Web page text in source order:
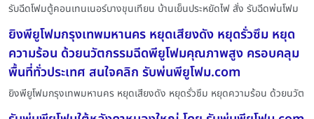
รับฉีดโฟมตู้คอนเทนเนอร์บางขุนเทียน บ้านเย็นประหยัดไฟ สั่ง รับฉีดพ่นโฟม
ยิงพียูโฟมกรุงเทพมหานคร หยุดเสียงดัง หยุดรั่วซึม หยุด
ความร้อน ด้วยนวัตกรรมฉีดพียูโฟมคุณภาพสูง ครอบคลุม
พื้นที่ทั่วประเทศ สนใจคลิก รับพ่นพียูโฟม.com
ยิงพียูโฟมกรุงเทพมหานคร หยุดเสียงดัง หยุดรั่วซึม หยุดความร้อน ด้วยนวัต